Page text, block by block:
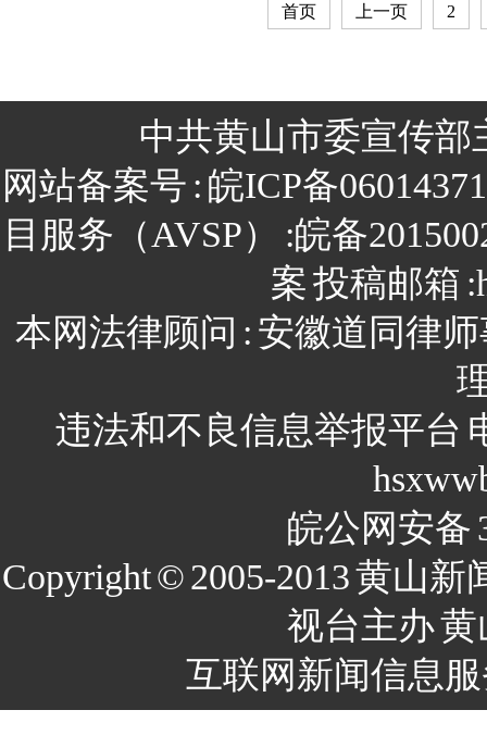
首页 上一页 2
中共黄山市委宣传部
网站备案号 : 皖ICP备
目服务（AVSP）
:皖备
案投稿邮箱
本网法律顾问 : 安徽道同律
违法和不良信息举报平台
皖公网安备
Copyright©2005-2013黄山新
视台主办黄
互联网新闻信息